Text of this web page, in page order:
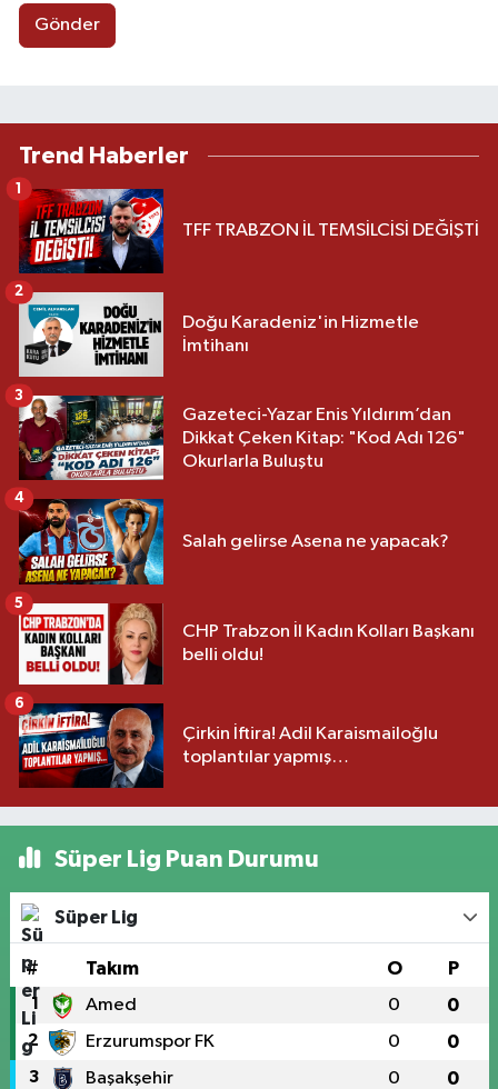
Gönder
Trend Haberler
TFF TRABZON İL TEMSİLCİSİ DEĞİŞTİ
1
Doğu Karadeniz'in Hizmetle
İmtihanı
2
Gazeteci-Yazar Enis Yıldırım’dan
Dikkat Çeken Kitap: "Kod Adı 126"
Okurlarla Buluştu
3
Salah gelirse Asena ne yapacak?
4
CHP Trabzon İl Kadın Kolları Başkanı
belli oldu!
5
Çirkin İftira! Adil Karaismailoğlu
toplantılar yapmış…
6
Süper Lig Puan Durumu
Süper Lig
# Takım O P
1 Amed 0 0
2 Erzurumspor FK 0 0
3 Başakşehir 0 0